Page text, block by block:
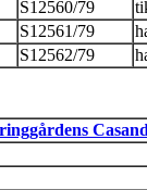
S12560/79
S12561/79
S12562/79